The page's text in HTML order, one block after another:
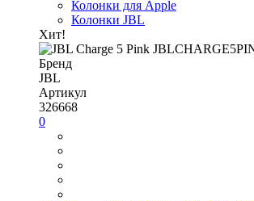
Колонки для Apple
Колонки JBL
Хит!
Бренд
JBL
Артикул
326668
0